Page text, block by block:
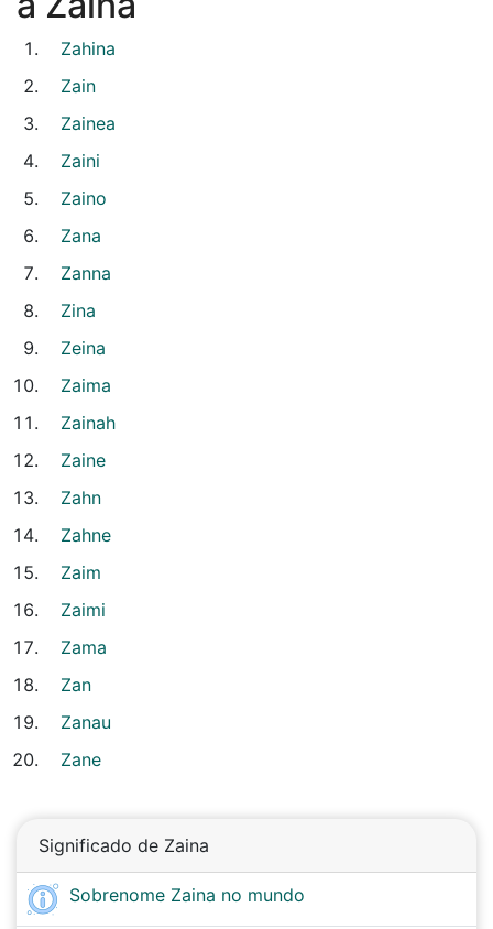
Zahina
Zain
Zainea
Zaini
Zaino
Zana
Zanna
Zina
Zeina
Zaima
Zainah
Zaine
Zahn
Zahne
Zaim
Zaimi
Zama
Zan
Zanau
Zane
Significado de Zaina
Sobrenome Zaina no mundo